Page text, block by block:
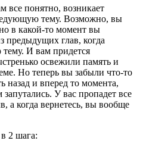
все понятно, возникает
тему. Возможно, вы
в какой-то момент вы
предыдущих глав, когда
И вам придется
освежили память и
Но теперь вы забыли что-то
назад и вперед то момента,
запутались. У вас пропадет все
а когда вернетесь, вы вообще
2 шага: